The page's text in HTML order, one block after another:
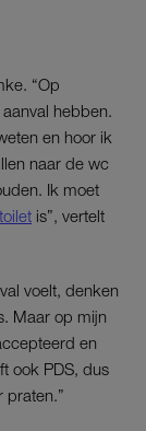
“Op
hebben.
en hoor ik
naar de wc
Ik moet
toilet is”, vertelt
voelt, denken
Maar op mijn
en
ook PDS, dus
praten.”